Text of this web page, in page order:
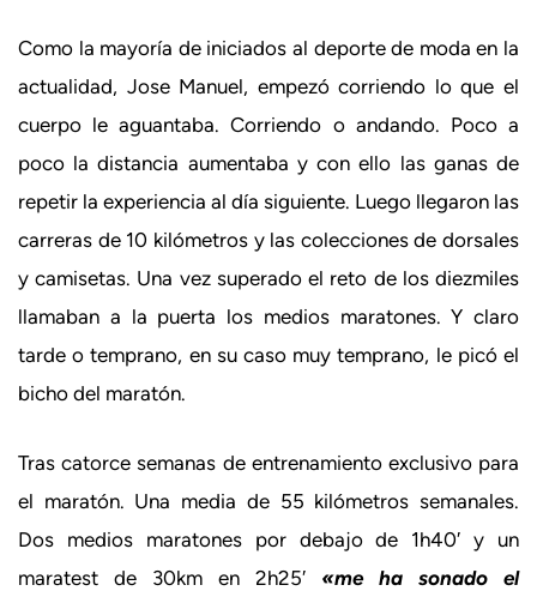
Como la mayoría de iniciados al deporte de moda en la
actualidad, Jose Manuel, empezó corriendo lo que el
cuerpo le aguantaba. Corriendo o andando. Poco a
poco la distancia aumentaba y con ello las ganas de
repetir la experiencia al día siguiente. Luego llegaron las
carreras de 10 kilómetros y las colecciones de dorsales
y camisetas. Una vez superado el reto de los diezmiles
llamaban a la puerta los medios maratones. Y claro
tarde o temprano, en su caso muy temprano, le picó el
bicho del maratón.
Tras catorce semanas de entrenamiento exclusivo para
el maratón. Una media de 55 kilómetros semanales.
Dos medios maratones por debajo de 1h40′ y un
maratest de 30km en 2h25′ «me ha sonado el